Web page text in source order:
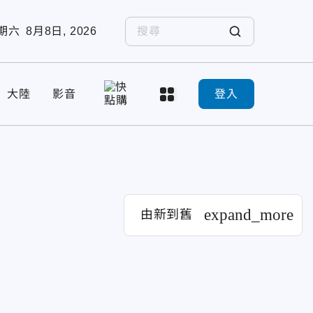
六 8月8日, 2026
大陸 影音 登入
由新到舊 expand_more